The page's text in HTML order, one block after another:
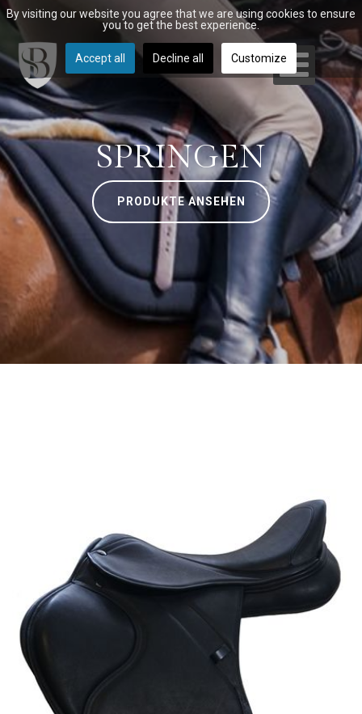
SPRINGEN
PRODUKTE ANSEHEN
By visiting our website you agree that we are using cookies to ensure
you to get the best experience.
Accept all Decline all Customize